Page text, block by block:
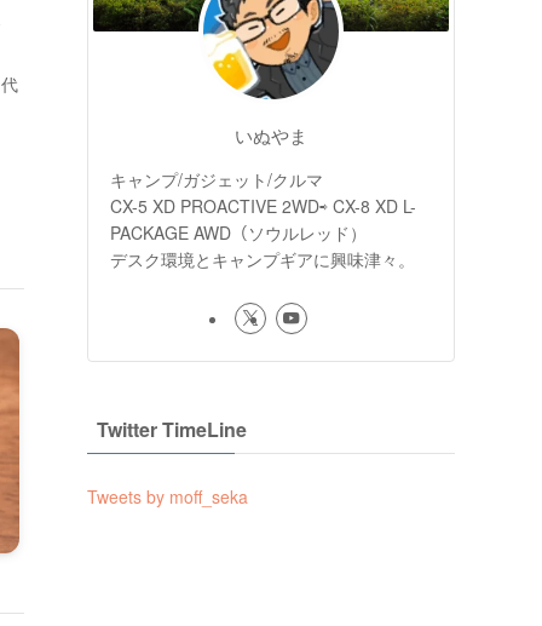
いぬやま
キャンプ/ガジェット/クルマ
CX-5 XD PROACTIVE 2WD⇨ CX-8 XD L-
PACKAGE AWD（ソウルレッド）
デスク環境とキャンプギアに興味津々。
Twitter TimeLine
Tweets by moff_seka